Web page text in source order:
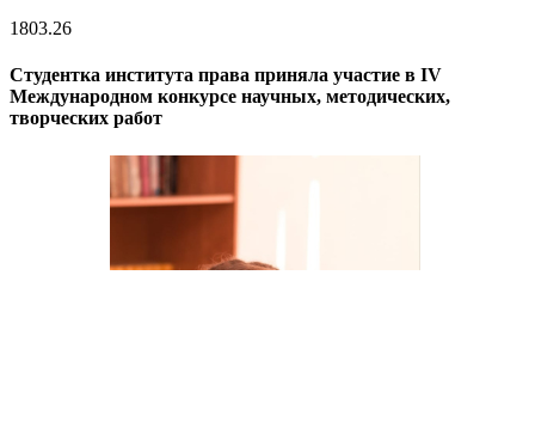
1803.26
Студентка института права приняла участие в IV
Международном конкурсе научных, методических,
творческих работ